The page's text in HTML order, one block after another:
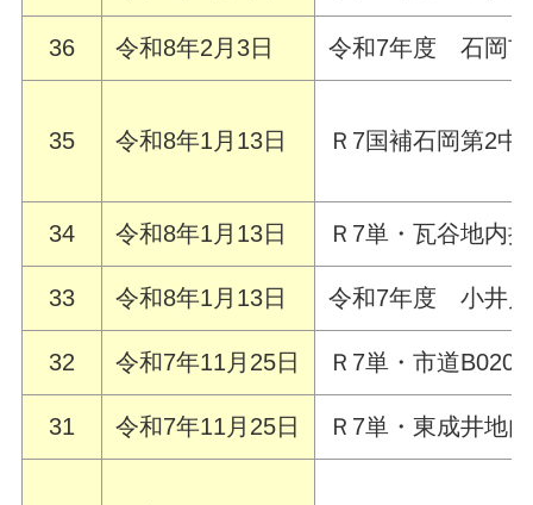
36 令和8年2月3日 令和7年度 石岡市
35 令和8年1月13日 Ｒ7国補石岡第2
34 令和8年1月13日 Ｒ7単・瓦谷地内
33 令和8年1月13日 令和7年度 小井戸
32 令和7年11月25日 Ｒ7単・市道
31 令和7年11月25日 Ｒ7単・東成井地